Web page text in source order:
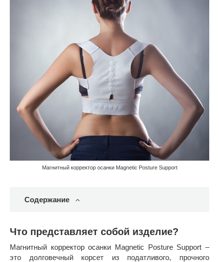
Магнитный корректор осанки Magnetic Posture Support
Содержание
Что представляет собой изделие?
Магнитный корректор осанки Magnetic Posture Support –
это долговечный корсет из податливого, прочного